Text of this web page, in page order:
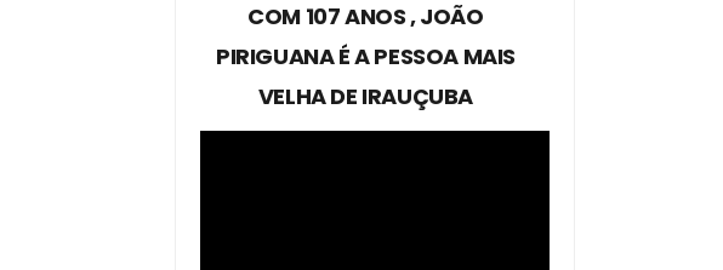
COM 107 ANOS , JOÃO
PIRIGUANA É A PESSOA MAIS
VELHA DE IRAUÇUBA